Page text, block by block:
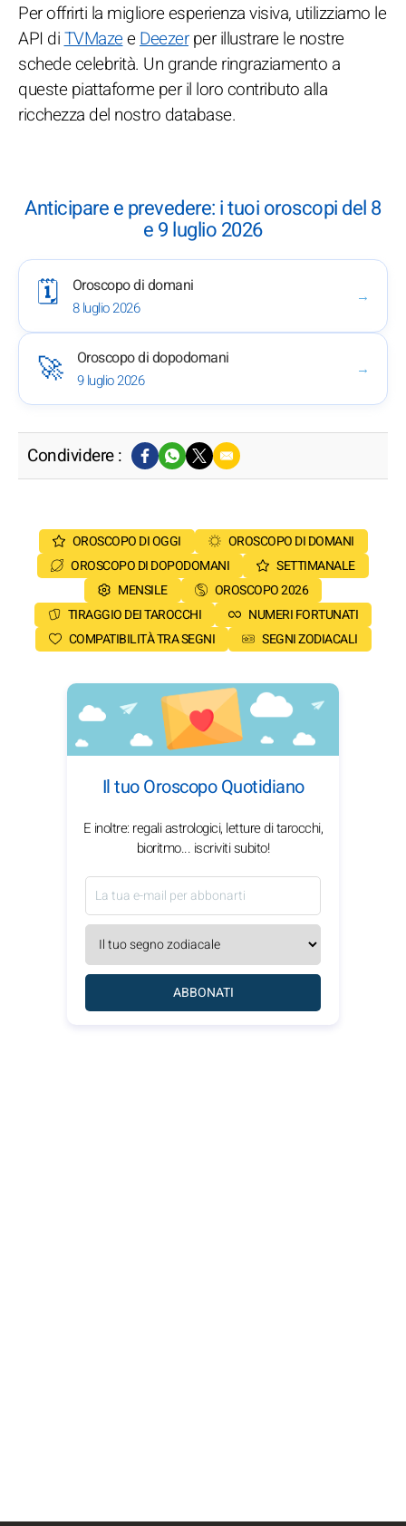
Per offrirti la migliore esperienza visiva, utilizziamo le
API diTVMazeeDeezerper illustrare le nostre
schede celebrità. Un grande ringraziamento a
queste piattaforme per il loro contributo alla
ricchezza del nostro database.
Anticipare e prevedere: i tuoi oroscopi del 8
e 9 luglio 2026
🗓️ Oroscopo di domani
8 luglio 2026
→
🚀 Oroscopo di dopodomani
9 luglio 2026
→
Condividere :
OROSCOPO DI OGGI
OROSCOPO DI DOMANI
OROSCOPO DI DOPODOMANI
SETTIMANALE
MENSILE
OROSCOPO 2026
TIRAGGIO DEI TAROCCHI
NUMERI FORTUNATI
COMPATIBILITÀ TRA SEGNI
SEGNI ZODIACALI
Il tuo Oroscopo Quotidiano
E inoltre: regali astrologici, letture di tarocchi,
bioritmo... iscriviti subito!
ABBONATI